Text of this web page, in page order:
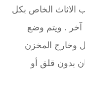
الاثاث الخاص بكل
. ويتم وضع
وخارج المخزن
بدون قلق أو